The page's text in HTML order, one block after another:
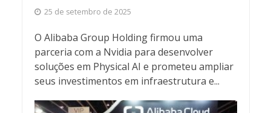
25 de setembro de 2025
O Alibaba Group Holding firmou uma
parceria com a Nvidia para desenvolver
soluções em Physical AI e prometeu ampliar
seus investimentos em infraestrutura e...